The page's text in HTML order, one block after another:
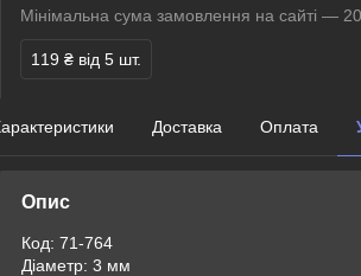
Мінімальна сума замовлення на сайті —
119 ₴ від 5 шт.
Доставка Оплата
Опис
Код: 71-764
Діаметр: 3 мм